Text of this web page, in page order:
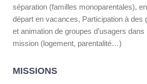
séparation (familles monoparentales),
départ en vacances, Participation à des
et animation de groupes d’usagers
mission (logement, parentalité…)
MISSIONS